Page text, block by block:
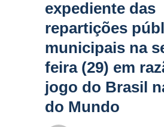
expediente das
repartições
municipais na
feira (29) em
jogo do Brasil
do Mundo